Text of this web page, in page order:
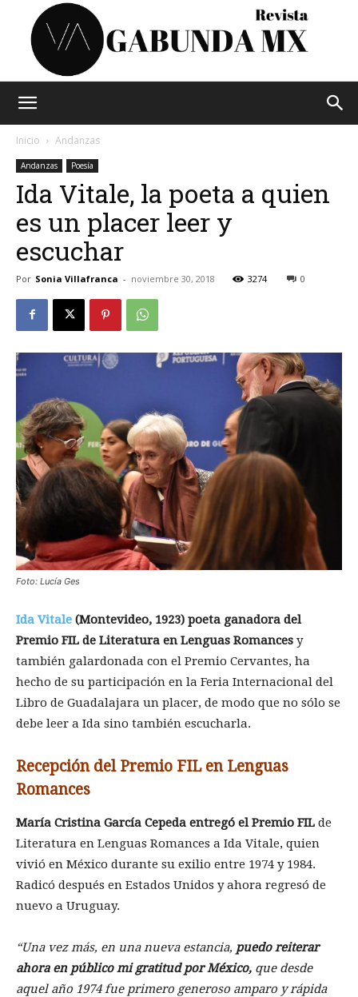
Mx
Inicio Andanzas
Andanzas Poesía
Ida Vitale, la poeta a quien
es un placer leer y
escuchar
Por Sonia Villafranca - noviembre 30, 2018 3274 0
Foto: Lucía Ges
Ida Vitale (Montevideo, 1923) poeta ganadora del
Premio FIL de Literatura en Lenguas Romances y
también galardonada con el Premio Cervantes, ha
hecho de su participación en la Feria Internacional del
Libro de Guadalajara un placer, de modo que no sólo se
debe leer a Ida sino también escucharla.
Recepción del Premio FIL en Lenguas
Romances
María Cristina García Cepeda entregó el Premio FIL de
Literatura en Lenguas Romances a Ida Vitale, quien
vivió en México durante su exilio entre 1974 y 1984.
Radicó después en Estados Unidos y ahora regresó de
nuevo a Uruguay.
Una vez más, en una nueva estancia, puedo reiterar
ahora en público mi gratitud por México, que desde
aquel año 1974 fue primero generoso amparo y rápida